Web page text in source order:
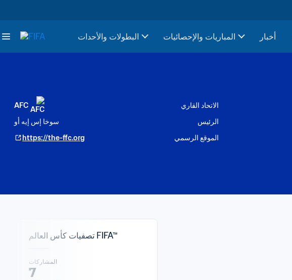
البطولات والأحدات المباريات والإحصائيات أخبار
الاتحاد القاري
AFC
الرئيس
سوخا إس إيه أو
الموقع الرسمي
https://the-ffc.org
تصفيات كأس العالم FIFA™
المشاركات
7